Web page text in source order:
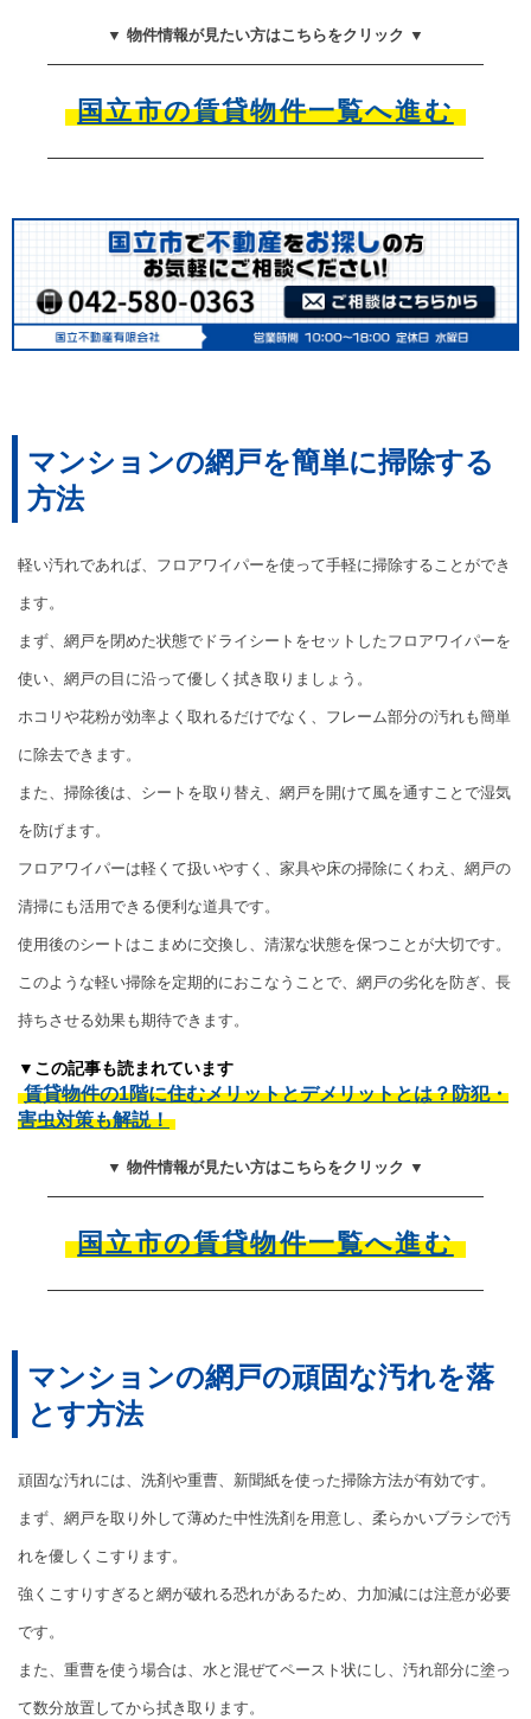
▼ 物件情報が見たい方はこちらをクリック ▼
国立市の賃貸物件一覧へ進む
マンションの網戸を簡単に掃除する
方法
軽い汚れであれば、フロアワイパーを使って手軽に掃除することができ
ます。
まず、網戸を閉めた状態でドライシートをセットしたフロアワイパーを
使い、網戸の目に沿って優しく拭き取りましょう。
ホコリや花粉が効率よく取れるだけでなく、フレーム部分の汚れも簡単
に除去できます。
また、掃除後は、シートを取り替え、網戸を開けて風を通すことで湿気
を防げます。
フロアワイパーは軽くて扱いやすく、家具や床の掃除にくわえ、網戸の
清掃にも活用できる便利な道具です。
使用後のシートはこまめに交換し、清潔な状態を保つことが大切です。
このような軽い掃除を定期的におこなうことで、網戸の劣化を防ぎ、長
持ちさせる効果も期待できます。
▼この記事も読まれています
賃貸物件の1階に住むメリットとデメリットとは？防犯・
害虫対策も解説！
▼ 物件情報が見たい方はこちらをクリック ▼
国立市の賃貸物件一覧へ進む
マンションの網戸の頑固な汚れを落
とす方法
頑固な汚れには、洗剤や重曹、新聞紙を使った掃除方法が有効です。
まず、網戸を取り外して薄めた中性洗剤を用意し、柔らかいブラシで汚
れを優しくこすります。
強くこすりすぎると網が破れる恐れがあるため、力加減には注意が必要
です。
また、重曹を使う場合は、水と混ぜてペースト状にし、汚れ部分に塗っ
て数分放置してから拭き取ります。